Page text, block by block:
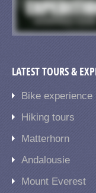
LATEST TOURS &
Bike experience
Hiking tours
Matterhorn
Andalousie
Mount Everest